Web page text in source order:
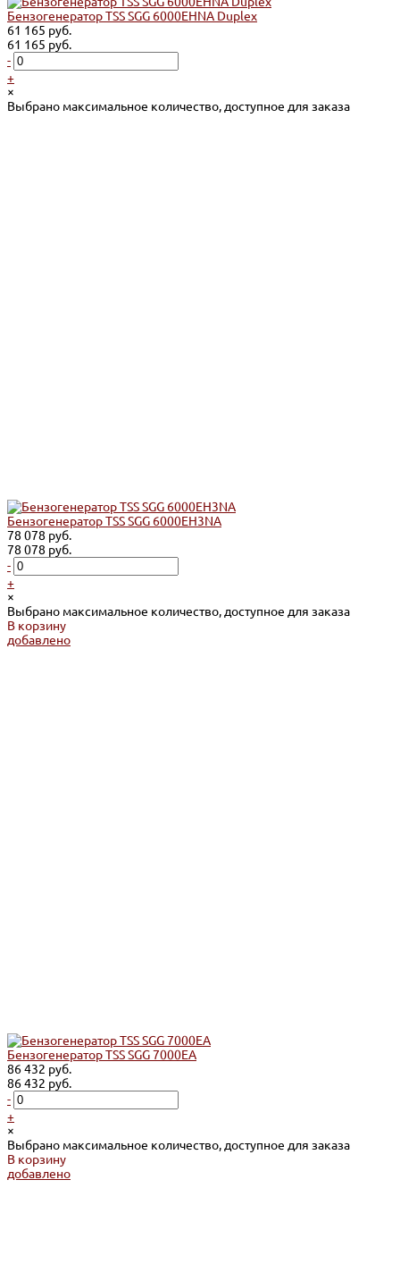
Бензогенератор TSS SGG 6000EHNA Duplex
61 165 руб.
61 165 руб.
-
+
×
Выбрано максимальное количество, доступное для заказа
Бензогенератор TSS SGG 6000EH3NA
78 078 руб.
78 078 руб.
-
+
×
Выбрано максимальное количество, доступное для заказа
В корзину
добавлено
Бензогенератор TSS SGG 7000EA
86 432 руб.
86 432 руб.
-
+
×
Выбрано максимальное количество, доступное для заказа
В корзину
добавлено